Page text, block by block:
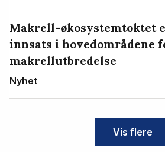
Makrell-økosystemtoktet
innsats i hovedområdene
makrellutbredelse
Nyhet
Vis flere